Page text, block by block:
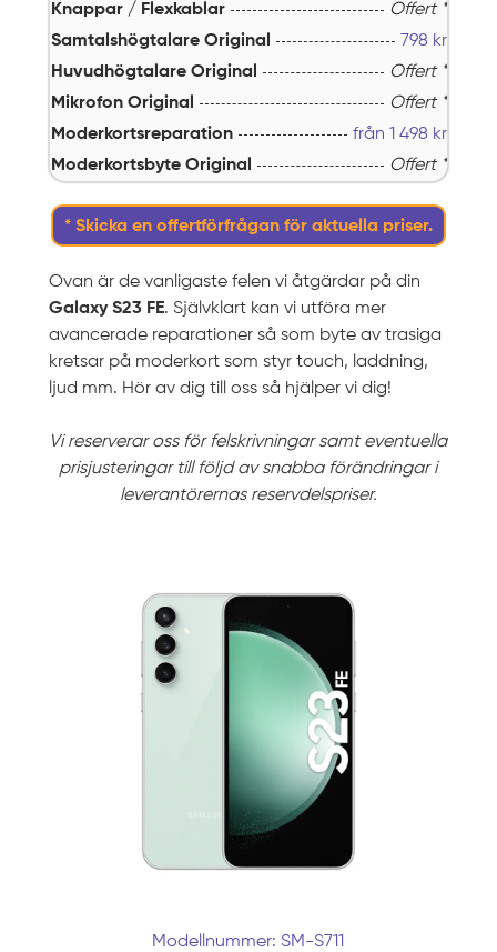
Knappar / Flexkablar
Offert *
Samtalshögtalare Original
798 kr
Huvudhögtalare Original
Offert *
Mikrofon Original
Offert *
Moderkortsreparation
från1 498 kr
Moderkortsbyte Original
Offert *
* Skicka en offertförfrågan för aktuella priser.
Ovan är de vanligaste felen vi åtgärdar på din
Galaxy S23 FE. Självklart kan vi utföra mer
avancerade reparationer så som byte av trasiga
kretsar på moderkort som styr touch, laddning,
ljud mm. Hör av dig till oss så hjälper vi dig!
Vi reserverar oss för felskrivningar samt eventuella
prisjusteringar till följd av snabba förändringar i
leverantörernas reservdelspriser.
Modellnummer: SM-S711